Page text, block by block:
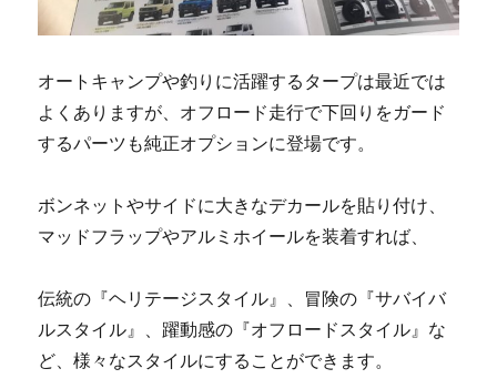
オートキャンプや釣りに活躍するタープは最近では
よくありますが、オフロード走行で下回りをガード
するパーツも純正オプションに登場です。
ボンネットやサイドに大きなデカールを貼り付け、
マッドフラップやアルミホイールを装着すれば、
伝統の『ヘリテージスタイル』、冒険の『サバイバ
ルスタイル』、躍動感の『オフロードスタイル』な
ど、様々なスタイルにすることができます。